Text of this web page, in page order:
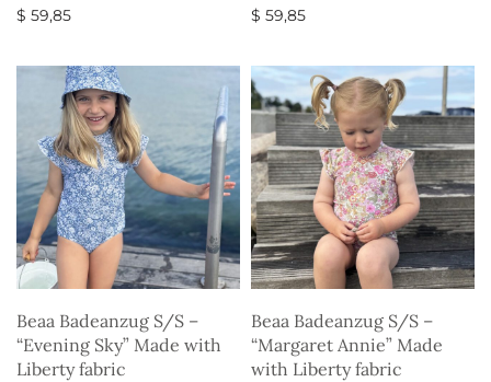
$ 59,85
$ 59,85
Beaa Badeanzug S/S –
“Evening Sky” Made with
Liberty fabric
Beaa Badeanzug S/S –
“Margaret Annie” Made
with Liberty fabric